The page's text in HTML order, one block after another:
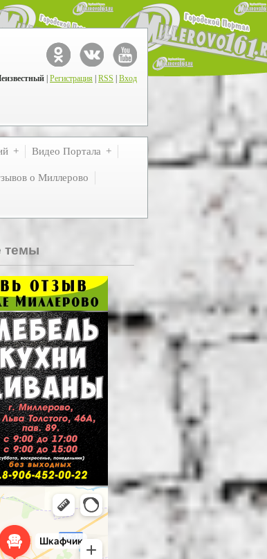
Регистрация RSS Вход
Видео Портала
о Миллерово
темы